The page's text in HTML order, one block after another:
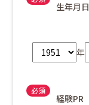
生年月日
年
経験PR